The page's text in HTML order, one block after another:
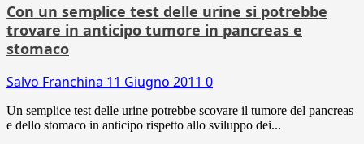
Con un semplice test delle urine si potrebbe
trovare in anticipo tumore in pancreas e
stomaco
Salvo Franchina 11 Giugno 2011 0
Un semplice test delle urine potrebbe scovare il tumore del pancreas
e dello stomaco in anticipo rispetto allo sviluppo dei...